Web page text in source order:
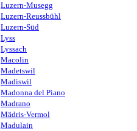
Luzern-Musegg
Luzern-Reussbühl
Luzern-Süd
Lyss
Lyssach
Macolin
Madetswil
Madiswil
Madonna del Piano
Madrano
Mädris-Vermol
Madulain